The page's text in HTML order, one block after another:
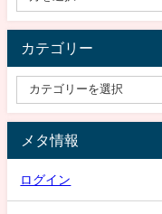
カテゴリー
メタ情報
ログイン